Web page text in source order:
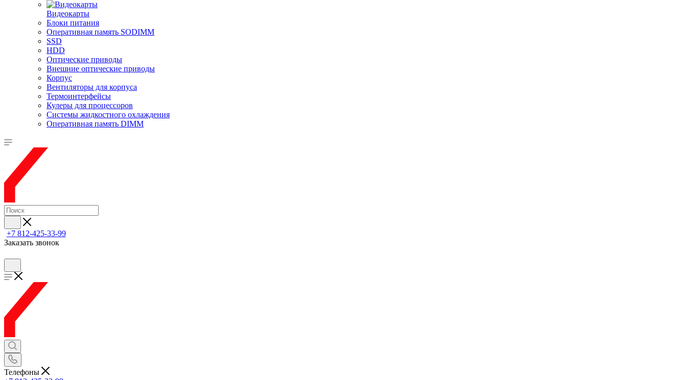
Видеокарты
Блоки питания
Оперативная память SODIMM
SSD
HDD
Оптические приводы
Внешние оптические приводы
Корпус
Вентиляторы для корпуса
Термоинтерфейсы
Кулеры для процессоров
Системы жидкостного охлаждения
Оперативная память DIMM
+7 812-425-33-99
Заказать звонок
Телефоны